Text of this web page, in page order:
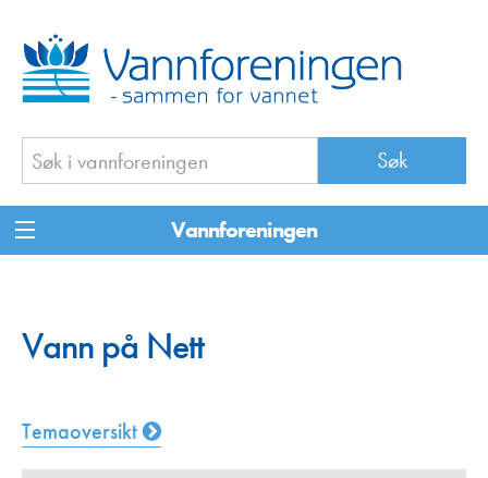
Vannforeningen
Vann på Nett
Temaoversikt